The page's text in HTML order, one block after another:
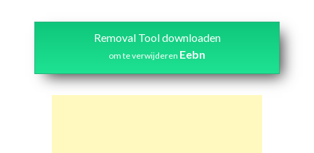
Removal Tool downloaden
om te verwijderen Eebn